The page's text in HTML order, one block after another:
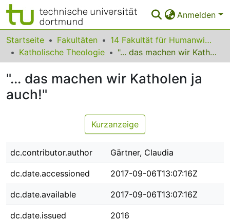
Anmelden
Bereiche & Sammlungen
Das gesamte Repositorium
Statistiken
FAQ
Startseite Fakultäten
14 Fakultät für Humanwissenschaften und Theologie
Katholische Theologie
"... das machen wir Katholen ja auch!"
"... das machen wir Katholen ja
auch!"
Kurzanzeige
dc.contributor.author Gärtner, Claudia
dc.date.accessioned 2017-09-06T13:07:16Z
dc.date.available 2017-09-06T13:07:16Z
dc.date.issued 2016